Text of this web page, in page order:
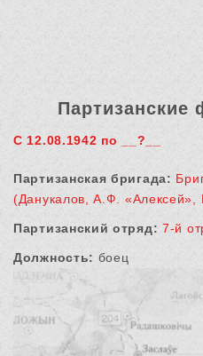
Партизанские
С 12.08.1942 по __?__
Партизанская бригада:
(Данукалов, А.Ф. «Алексей»,
Партизанский отряд: 7-й
Должность: боец